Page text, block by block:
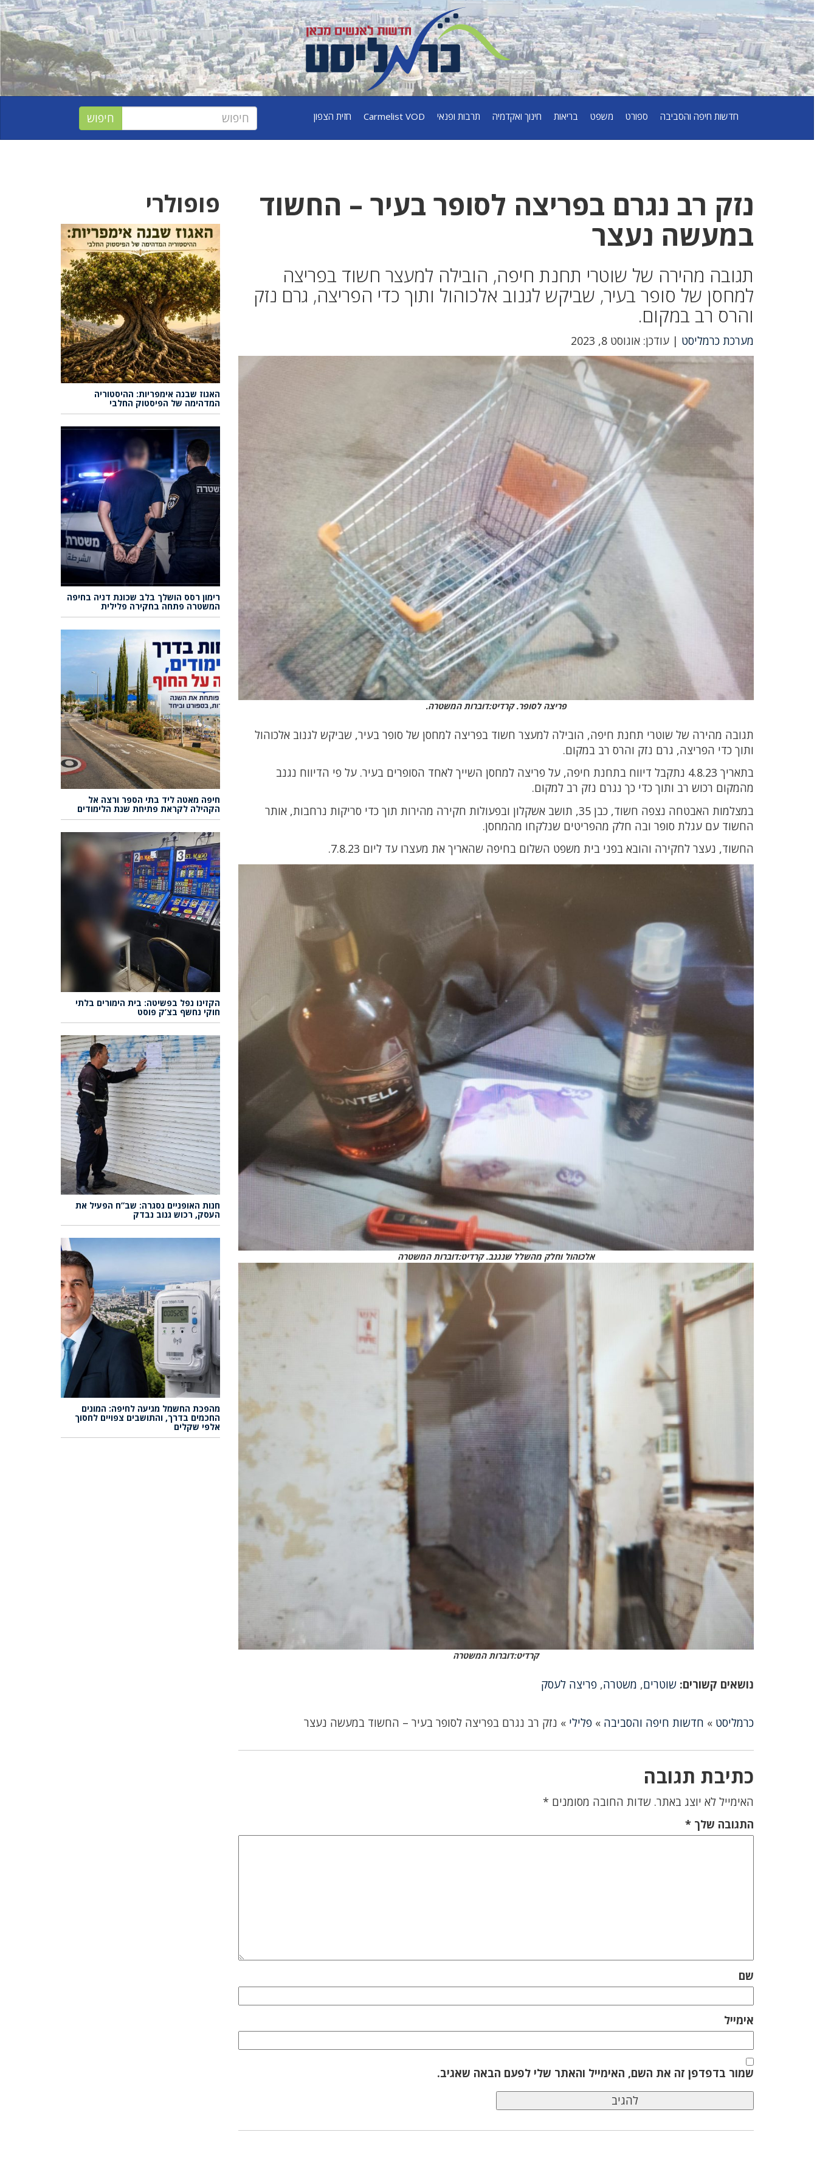
חדשות חיפה והסביבה ספורט משפט בריאות חינוך ואקדמיה תרבות ופנאי Carmelist VOD חזית הצפון
נזק רב נגרם בפריצה לסופר בעיר – החשוד
במעשה נעצר
תגובה מהירה של שוטרי תחנת חיפה, הובילה למעצר חשוד בפריצה
למחסן של סופר בעיר, שביקש לגנוב אלכוהול ותוך כדי הפריצה, גרם נזק
והרס רב במקום.
מערכת כרמליסט | עודכן: אוגוסט 8, 2023
פריצה לסופר. קרדיט:דוברות המשטרה.
תגובה מהירה של שוטרי תחנת חיפה, הובילה למעצר חשוד בפריצה למחסן של סופר בעיר, שביקש לגנוב אלכוהול
ותוך כדי הפריצה, גרם נזק והרס רב במקום.
בתאריך 4.8.23 נתקבל דיווח בתחנת חיפה, על פריצה למחסן השייך לאחד הסופרים בעיר. על פי הדיווח נגנב
מהמקום רכוש רב ותוך כדי כך נגרם נזק רב למקום.
במצלמות האבטחה נצפה חשוד, כבן 35, תושב אשקלון ובפעולות חקירה מהירות תוך כדי סריקות נרחבות, אותר
החשוד עם עגלת סופר ובה חלק מהפריטים שנלקחו מהמחסן.
החשוד, נעצר לחקירה והובא בפני בית משפט השלום בחיפה שהאריך את מעצרו עד ליום 7.8.23.
אלכוהול וחלק מהשלל שנגנב. קרדיט:דוברות המשטרה
קרדיט:דוברות המשטרה
נושאים קשורים:שוטרים, משטרה,פריצה לעסק
כרמליסט » חדשות חיפה והסביבה »פלילי » נזק רב נגרם בפריצה לסופר בעיר – החשוד במעשה נעצר
כתיבת תגובה
האימייל לא יוצג באתר. שדות החובה מסומנים *
התגובה שלך*
שם
אימייל
שמור בדפדפן זה את השם, האימייל והאתר שלי לפעם הבאה שאגיב.
פופולרי
האגוז שבנה אימפריות: ההיסטוריה
המדהימה של הפיסטוק החלבי
רימון רסס הושלך בלב שכונת דניה בחיפה
המשטרה פתחה בחקירה פלילית
חיפה מאטה ליד בתי הספר ורצה אל
הקהילה לקראת פתיחת שנת הלימודים
הקזינו נפל בפשיטה: בית הימורים בלתי
חוקי נחשף בצ’ק פוסט
חנות האופניים נסגרה: שב”ח הפעיל את
העסק, רכוש גנוב נבדק
מהפכת החשמל מגיעה לחיפה: המונים
החכמים בדרך, והתושבים צפויים לחסוך
אלפי שקלים